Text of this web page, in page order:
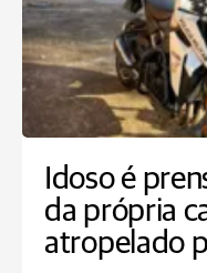
Idoso é
da própria
atropelado